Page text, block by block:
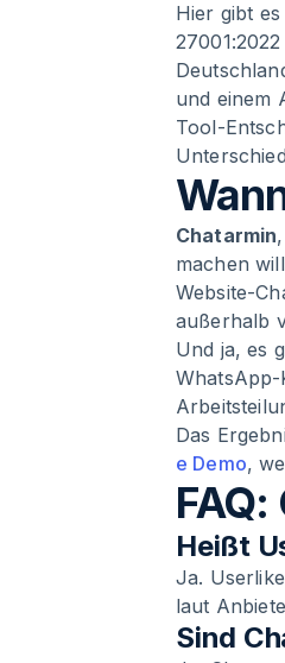
Hier gibt
und einem
Tool-
Chatarmin
machen
Website-
außerhalb
Und ja, es
WhatsApp-
Das
e Demo,
Heißt
Ja.
laut
Sind